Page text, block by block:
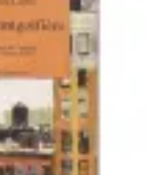
Activités Aériennes